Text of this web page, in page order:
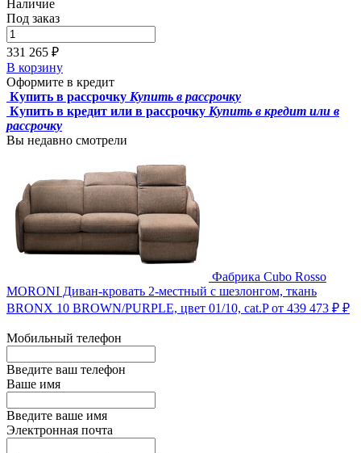
Наличие
Под заказ
331 265 ₽
В корзину
Оформите в кредит
Купить в рассрочку Купить в рассрочку
Купить в кредит или в рассрочку Купить в кредит или в
рассрочку
Вы недавно смотрели
Фабрика Cubo Rosso
MORONI Диван-кровать 2-местный с шезлонгом, ткань
BRONX 10 BROWN/PURPLE, цвет 01/10, cat.Pот 439 473 ₽ ₽
Мобильный телефон
Введите ваш телефон
Ваше имя
Введите ваше имя
Электронная почта